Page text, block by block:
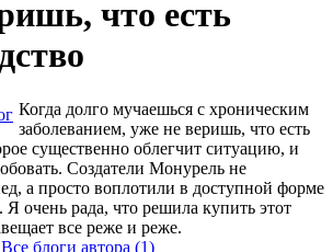
что есть
Когда долго мучаешься с хроническим
заболеванием, уже не веришь, что есть
существенно облегчит ситуацию, и
Создатели Монурель не
а просто воплотили в доступной форме
Я очень рада, что решила купить этот
все реже и реже.
Все блоги автора (1)